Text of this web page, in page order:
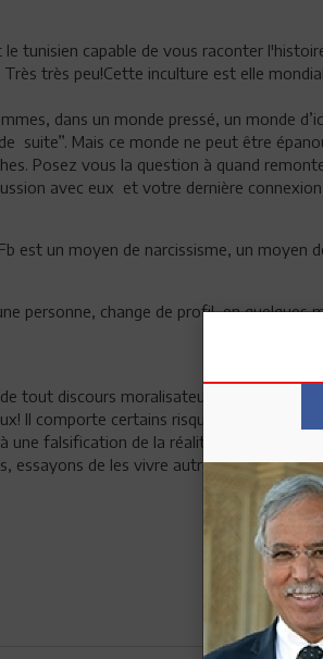
le tunisien capable de vous raconter
Très très peu!Cette inculture est elle
dans un monde pressé, un monde
suite”. Mais ce monde ne peut être
Posez vous la question à quand
avec eux et votre dernière connexion
est un moyen de narcissisme, un moyen
personne, change de profil, en
tout discours moralisateur, je ne veux ni
Il comporte certains risques en donnant
une falsification de la réalité. Même si
essayons de les vivre autrement que par